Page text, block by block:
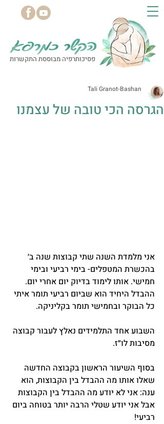
פסיכותרפיה מבוססת התקשרות
הגרסה הכי טובה של עצמנו
Tali Granot-Bashan
אני מלמדת השנה שתי קבוצות שנה ב׳
בהכשרת המטפלים- בימי רביעי ובימי
חמישי. אותו לימוד בדיוק יום אחרי יום.
ההבדל היחיד הוא שביום רביעי תומר איתי
כל הבוקר ובחמישי תומר בקליניקה.
השבוע אחד התלמידים נאלץ לעבור קבוצה
מסיבות לו״ז.
בסוף השיעור הראשון בקבוצה החדשה
שאלו אותו מה ההבדל בין הקבוצות, הוא
ענה: אני לא יודע מה ההבדל בין הקבוצות
אבל אני יודע שטלי הרבה יותר בטוחה ביום
רביעי!